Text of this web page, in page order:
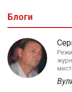
Блоги